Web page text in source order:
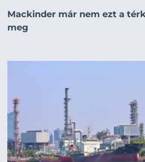
Mackinder már nem ezt a
meg